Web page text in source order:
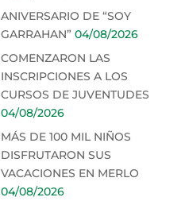
ANIVERSARIO DE “SOY
GARRAHAN” 04/08/2026
COMENZARON LAS
INSCRIPCIONES A LOS
CURSOS DE JUVENTUDES
04/08/2026
MÁS DE 100 MIL NIÑOS
DISFRUTARON SUS
VACACIONES EN MERLO
04/08/2026